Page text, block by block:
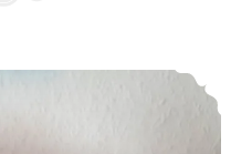
DIY bougie naturelle gourmande à la cannelle